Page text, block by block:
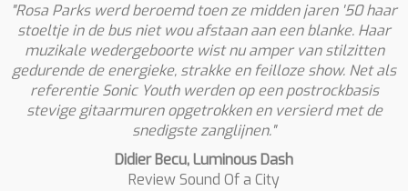
"Rosa Parks werd beroemd toen ze midden jaren '50 haar
stoeltje in de bus niet wou afstaan aan een blanke. Haar
muzikale wedergeboorte wist nu amper van stilzitten
gedurende de energieke, strakke en feilloze show. Net als
referentie Sonic Youth werden op een postrockbasis
stevige gitaarmuren opgetrokken en versierd met de
snedigste zanglijnen."
Didier Becu, Luminous Dash
Review Sound Of a City